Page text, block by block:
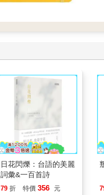
日花閃爍：台語的美麗
詞彙&一百首詩
79 折 特價 356 元